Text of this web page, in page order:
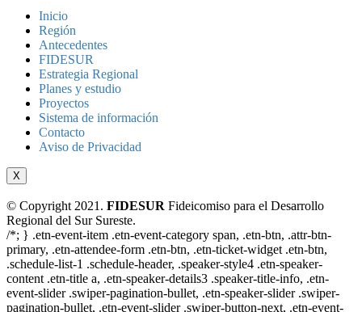
Inicio
Región
Antecedentes
FIDESUR
Estrategia Regional
Planes y estudio
Proyectos
Sistema de información
Contacto
Aviso de Privacidad
X
© Copyright 2021. FIDESUR Fideicomiso para el Desarrollo
Regional del Sur Sureste.
/*; } .etn-event-item .etn-event-category span, .etn-btn, .attr-btn-
primary, .etn-attendee-form .etn-btn, .etn-ticket-widget .etn-btn,
.schedule-list-1 .schedule-header, .speaker-style4 .etn-speaker-
content .etn-title a, .etn-speaker-details3 .speaker-title-info, .etn-
event-slider .swiper-pagination-bullet, .etn-speaker-slider .swiper-
pagination-bullet, .etn-event-slider .swiper-button-next, .etn-event-